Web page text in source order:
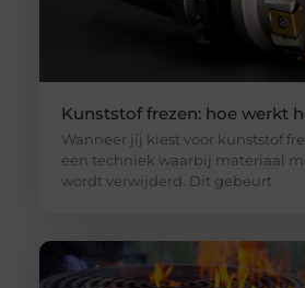
Kunststof frezen: hoe werkt
Wanneer jij kiest voor kunststof
een techniek waarbij materiaal
wordt verwijderd. Dit gebeurt